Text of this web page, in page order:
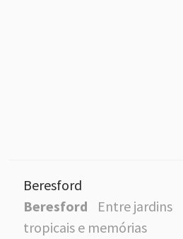
Beresford
Beresford
Entre jardins
tropicais e memórias